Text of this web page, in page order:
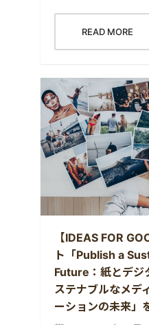
READ MORE
【IDEAS FOR
ト「Publish a
Future：紙とデジ
ステナブルなメデ
ーションの未来」